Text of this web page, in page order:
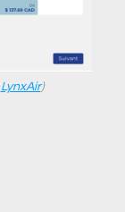
LynxAir)